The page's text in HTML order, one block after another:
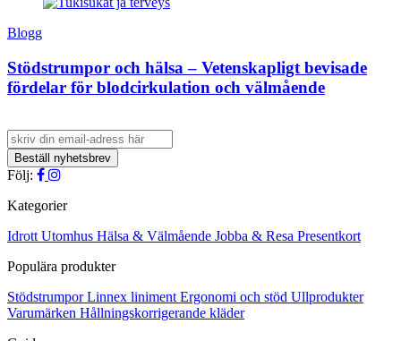
Blogg
Stödstrumpor och hälsa – Vetenskapligt bevisade
fördelar för blodcirkulation och välmående
Följ:
Kategorier
Idrott Utomhus Hälsa & Välmående Jobba & Resa Presentkort
Populära produkter
StödstrumporLinnex liniment Ergonomi och stöd Ullprodukter
Varumärken Hållningskorrigerande kläder